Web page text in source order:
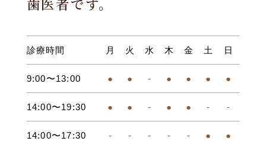
診療時間 月 火 水 木 金 土 日
9:00〜13:00 ● ● - ● ● ● ●
14:00〜19:30 ● ● - ● ● - -
14:00〜17:30 - - - - - ● ●